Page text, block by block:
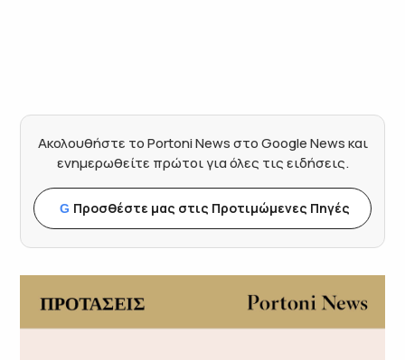
Ακολουθήστε το Portoni News στο Google News και
ενημερωθείτε πρώτοι για όλες τις ειδήσεις.
G Προσθέστε μας στις Προτιμώμενες Πηγές